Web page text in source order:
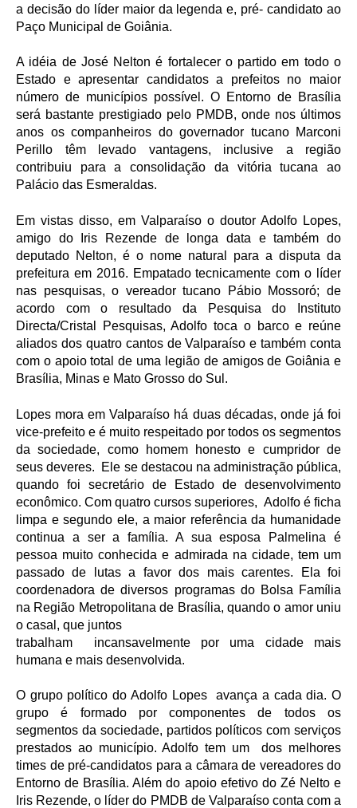
a decisão do líder maior da legenda e, pré- candidato ao
Paço Municipal de Goiânia.
A idéia de José Nelton é fortalecer o partido em todo o
Estado e apresentar candidatos a prefeitos no maior
número de municípios possível. O Entorno de Brasília
será bastante prestigiado pelo PMDB, onde nos últimos
anos os companheiros do governador tucano Marconi
Perillo têm levado vantagens, inclusive a região
contribuiu para a consolidação da vitória tucana ao
Palácio das Esmeraldas.
Em vistas disso, em Valparaíso o doutor Adolfo Lopes,
amigo do Iris Rezende de longa data e também do
deputado Nelton, é o nome natural para a disputa da
prefeitura em 2016. Empatado tecnicamente com o líder
nas pesquisas, o vereador tucano Pábio Mossoró; de
acordo com o resultado da Pesquisa do Instituto
Directa/Cristal Pesquisas, Adolfo toca o barco e reúne
aliados dos quatro cantos de Valparaíso e também conta
com o apoio total de uma legião de amigos de Goiânia e
Brasília, Minas e Mato Grosso do Sul.
Lopes mora em Valparaíso há duas décadas, onde já foi
vice-prefeito e é muito respeitado por todos os segmentos
da sociedade, como homem honesto e cumpridor de
seus deveres. Ele se destacou na administração pública,
quando foi secretário de Estado de desenvolvimento
econômico. Com quatro cursos superiores, Adolfo é ficha
limpa e segundo ele, a maior referência da humanidade
continua a ser a família. A sua esposa Palmelina é
pessoa muito conhecida e admirada na cidade, tem um
passado de lutas a favor dos mais carentes. Ela foi
coordenadora de diversos programas do Bolsa Família
na Região Metropolitana de Brasília, quando o amor uniu
o casal, que juntos
trabalham incansavelmente por uma cidade mais
humana e mais desenvolvida.
O grupo político do Adolfo Lopes avança a cada dia. O
grupo é formado por componentes de todos os
segmentos da sociedade, partidos políticos com serviços
prestados ao município. Adolfo tem um dos melhores
times de pré-candidatos para a câmara de vereadores do
Entorno de Brasília. Além do apoio efetivo do Zé Nelto e
Iris Rezende, o líder do PMDB de Valparaíso conta com a